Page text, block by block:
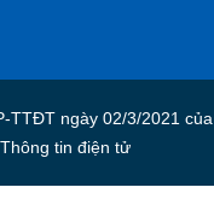
Ngọc Hồi, tỉnh Kon
2014 của Bộ Xây dựng
TTĐT ngày 02/3/2021 của
tin điện tử